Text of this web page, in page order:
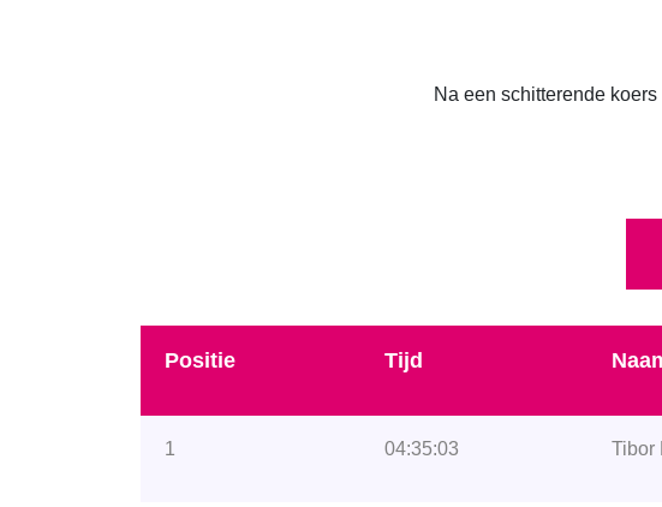
Na een schitterende
Positie Tijd
1 04:35:03 Tibor